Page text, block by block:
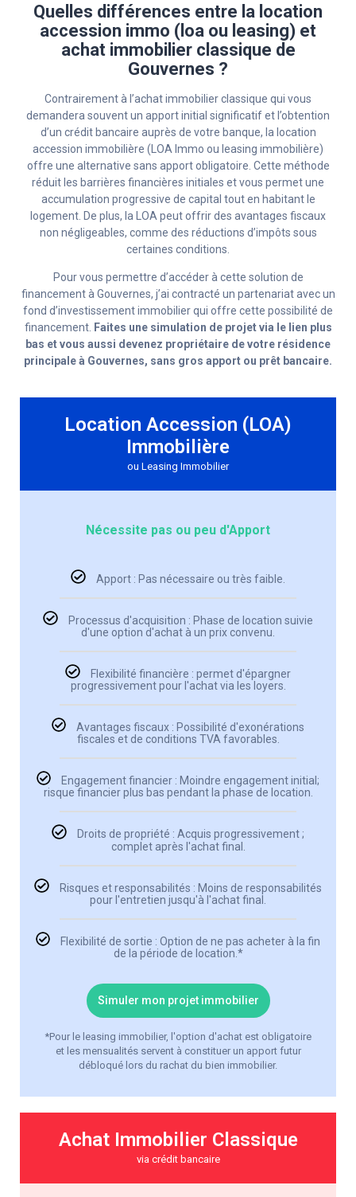
Quelles différences entre la location
accession immo (loa ou leasing) et
achat immobilier classique de
Gouvernes ?
Contrairement à l’achat immobilier classique qui vous
demandera souvent un apport initial significatif et l’obtention
d’un crédit bancaire auprès de votre banque, la location
accession immobilière (LOA Immo ou leasing immobilière)
offre une alternative sans apport obligatoire. Cette méthode
réduit les barrières financières initiales et vous permet une
accumulation progressive de capital tout en habitant le
logement. De plus, la LOA peut offrir des avantages fiscaux
non négligeables, comme des réductions d’impôts sous
certaines conditions.
Pour vous permettre d’accéder à cette solution de
financement à Gouvernes, j’ai contracté un partenariat avec un
fond d’investissement immobilier qui offre cette possibilité de
financement. Faites une simulation de projet via le lien plus
bas et vous aussi devenez propriétaire de votre résidence
principale à Gouvernes, sans gros apport ou prêt bancaire.
Location Accession (LOA)
Immobilière
ou Leasing Immobilier
Nécessite pas ou peu d'Apport
Apport : Pas nécessaire ou très faible.
Processus d'acquisition : Phase de location suivie
d'une option d'achat à un prix convenu.
Flexibilité financière : permet d'épargner
progressivement pour l'achat via les loyers.
Avantages fiscaux : Possibilité d'exonérations
fiscales et de conditions TVA favorables.
Engagement financier : Moindre engagement initial;
risque financier plus bas pendant la phase de location.
Droits de propriété : Acquis progressivement ;
complet après l'achat final.
Risques et responsabilités : Moins de responsabilités
pour l'entretien jusqu'à l'achat final.
Flexibilité de sortie : Option de ne pas acheter à la fin
de la période de location.*
Simuler mon projet immobilier
*Pour le leasing immobilier, l'option d'achat est obligatoire
et les mensualités servent à constituer un apport futur
débloqué lors du rachat du bien immobilier.
Achat Immobilier Classique
via crédit bancaire